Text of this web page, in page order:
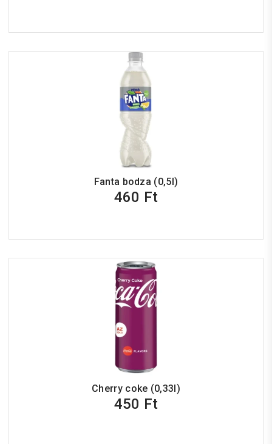
Fanta bodza (0,5l)
460 Ft
Cherry coke (0,33l)
450 Ft